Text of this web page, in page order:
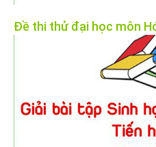
Đề thi thử đại học môn